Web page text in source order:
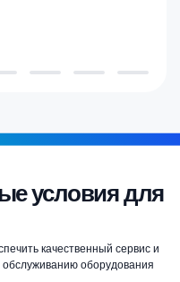
условия для
качественный сервис и
обслуживанию оборудования